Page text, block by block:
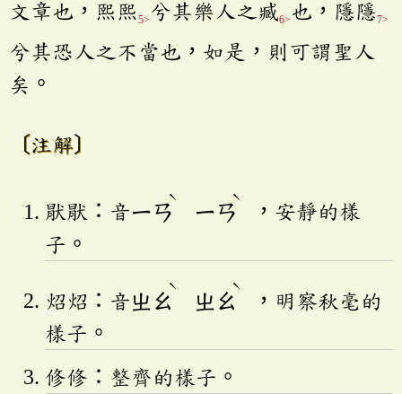
文章也，熙熙 5> 兮其樂人之臧6>也，隱隱7>
兮其恐人之不當也，如是，則可謂聖人
矣。
〔注解〕
猒猒：音ㄧㄢ
ˋ
ㄧㄢ
ˋ
，安靜的樣
子。
炤炤：音ㄓㄠ
ˋ
ㄓㄠ
ˋ
，明察秋毫的
樣子。
修修：整齊的樣子。